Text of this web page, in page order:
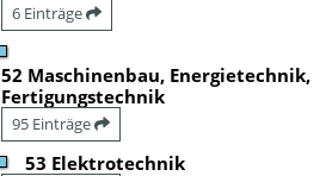
6 Einträge
52 Maschinenbau, Energietechnik,
Fertigungstechnik
95 Einträge
53 Elektrotechnik